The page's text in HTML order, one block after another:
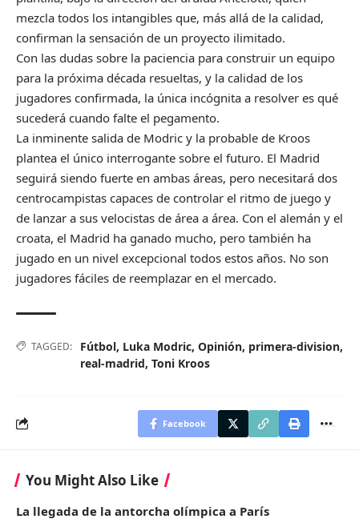
mezcla todos los intangibles que, más allá de la calidad,
confirman la sensación de un proyecto ilimitado.
Con las dudas sobre la paciencia para construir un equipo
para la próxima década resueltas, y la calidad de los
jugadores confirmada, la única incógnita a resolver es qué
sucederá cuando falte el pegamento.
La inminente salida de Modric y la probable de Kroos
plantea el único interrogante sobre el futuro. El Madrid
seguirá siendo fuerte en ambas áreas, pero necesitará dos
centrocampistas capaces de controlar el ritmo de juego y
de lanzar a sus velocistas de área a área. Con el alemán y el
croata, el Madrid ha ganado mucho, pero también ha
jugado en un nivel excepcional todos estos años. No son
jugadores fáciles de reemplazar en el mercado.
TAGGED: Fútbol, Luka Modric, Opinión, primera-division,
real-madrid, Toni Kroos
Facebook
You Might Also Like
La llegada de la antorcha olímpica a París